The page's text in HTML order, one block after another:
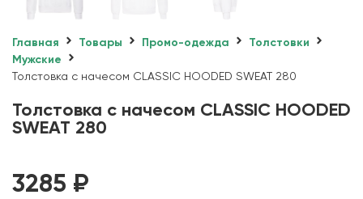
Главная Товары Промо-одежда
Толстовки
Мужские
Толстовка с начесом CLASSIC HOODED SWEAT 280
Толстовка с начесом CLASSIC HOODED
SWEAT 280
3285 ₽